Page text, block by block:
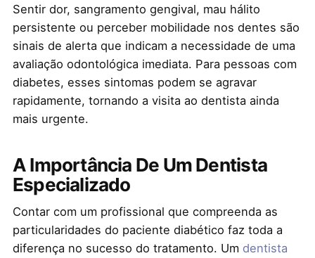
Sentir dor, sangramento gengival, mau hálito
persistente ou perceber mobilidade nos dentes são
sinais de alerta que indicam a necessidade de uma
avaliação odontológica imediata. Para pessoas com
diabetes, esses sintomas podem se agravar
rapidamente, tornando a visita ao dentista ainda
mais urgente.
A Importância De Um Dentista
Especializado
Contar com um profissional que compreenda as
particularidades do paciente diabético faz toda a
diferença no sucesso do tratamento. Um dentista